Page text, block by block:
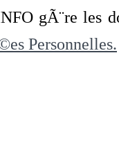
gÃ¨re les
Personnelles.